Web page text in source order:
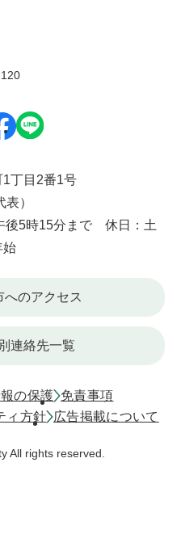
丁目2番1号
）
後5時15分まで 休日：土
始
へのアクセス
連絡先一覧
の保護 免責事項
ィ方針
広告掲載について
All rights reserved.